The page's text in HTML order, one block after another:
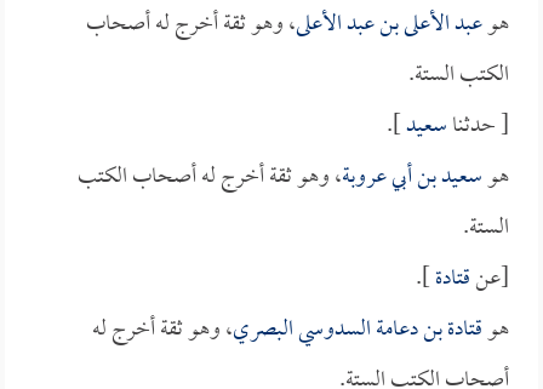
هوعبد الأعلى بن عبد الأعلى، وهو ثقة أخرج له أصحاب
الكتب الستة.
[ حدثناسعيد].
هوسعيد بن أبي عروبة، وهو ثقة أخرج له أصحاب الكتب
الستة.
[عنقتادة].
هوقتادة بن دعامة السدوسي البصري، وهو ثقة أخرج له